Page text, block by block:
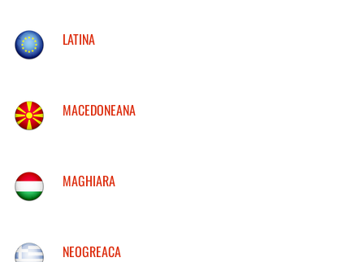
LATINA
MACEDONEANA
MAGHIARA
NEOGREACA